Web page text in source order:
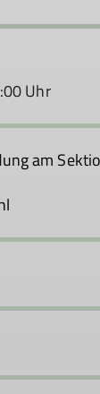
Uhr
am